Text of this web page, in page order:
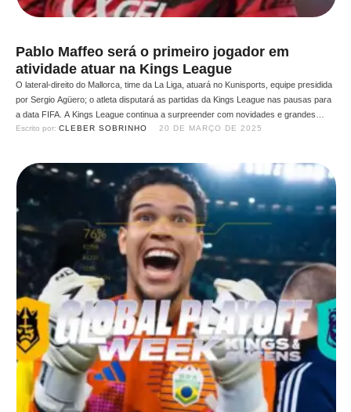
Pablo Maffeo será o primeiro jogador em
atividade atuar na Kings League
O lateral-direito do Mallorca, time da La Liga, atuará no Kunisports, equipe presidida
por Sergio Agüero; o atleta disputará as partidas da Kings League nas pausas para
a data FIFA. A Kings League continua a surpreender com novidades e grandes
nomes do futebol mundial. Desta vez, o lateral-direito Pablo Maffeo está no centro
Escrito por: CLEBER SOBRINHO 20 DE MARÇO DE 2025